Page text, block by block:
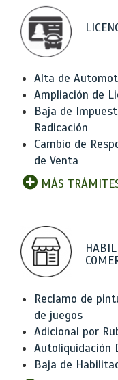
Alta de
Ampliación de
Baja de
Radicación
Cambio de
de Venta
MÁS
Reclamo de
de juegos
Adicional por
Autoliquidación
Baja de